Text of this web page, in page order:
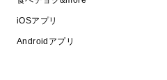
ます。
iOSアプリ
Androidアプリ